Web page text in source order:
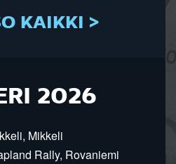
KAIKKI >
2026
Mikkeli
Rally, Rovaniemi